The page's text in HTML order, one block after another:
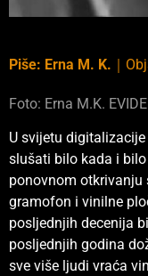
Piše: Erna M. K. ｜
Foto: Erna M.K.
U svijetu
slušati bilo kada i
ponovnom
gramofon i vinilne
posljednjih decenija
posljednjih godina
sve više ljudi vraća